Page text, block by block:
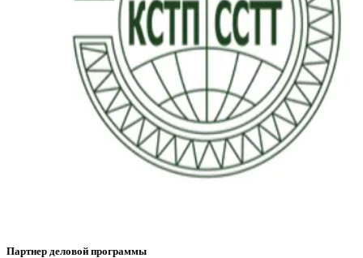
Партнер деловой программы